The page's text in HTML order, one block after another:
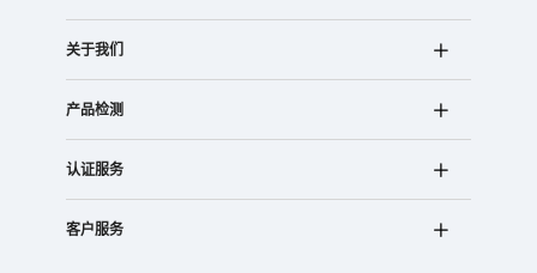
关于我们
产品检测
认证服务
客户服务